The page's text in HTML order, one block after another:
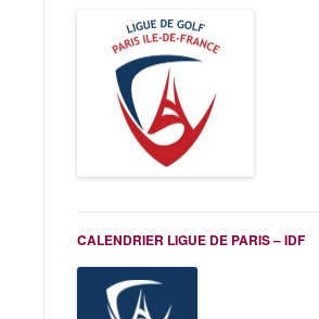
CALENDRIER LIGUE DE PARIS – IDF